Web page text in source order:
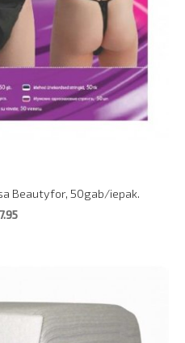
Beautyfor, 50gab/iepak.